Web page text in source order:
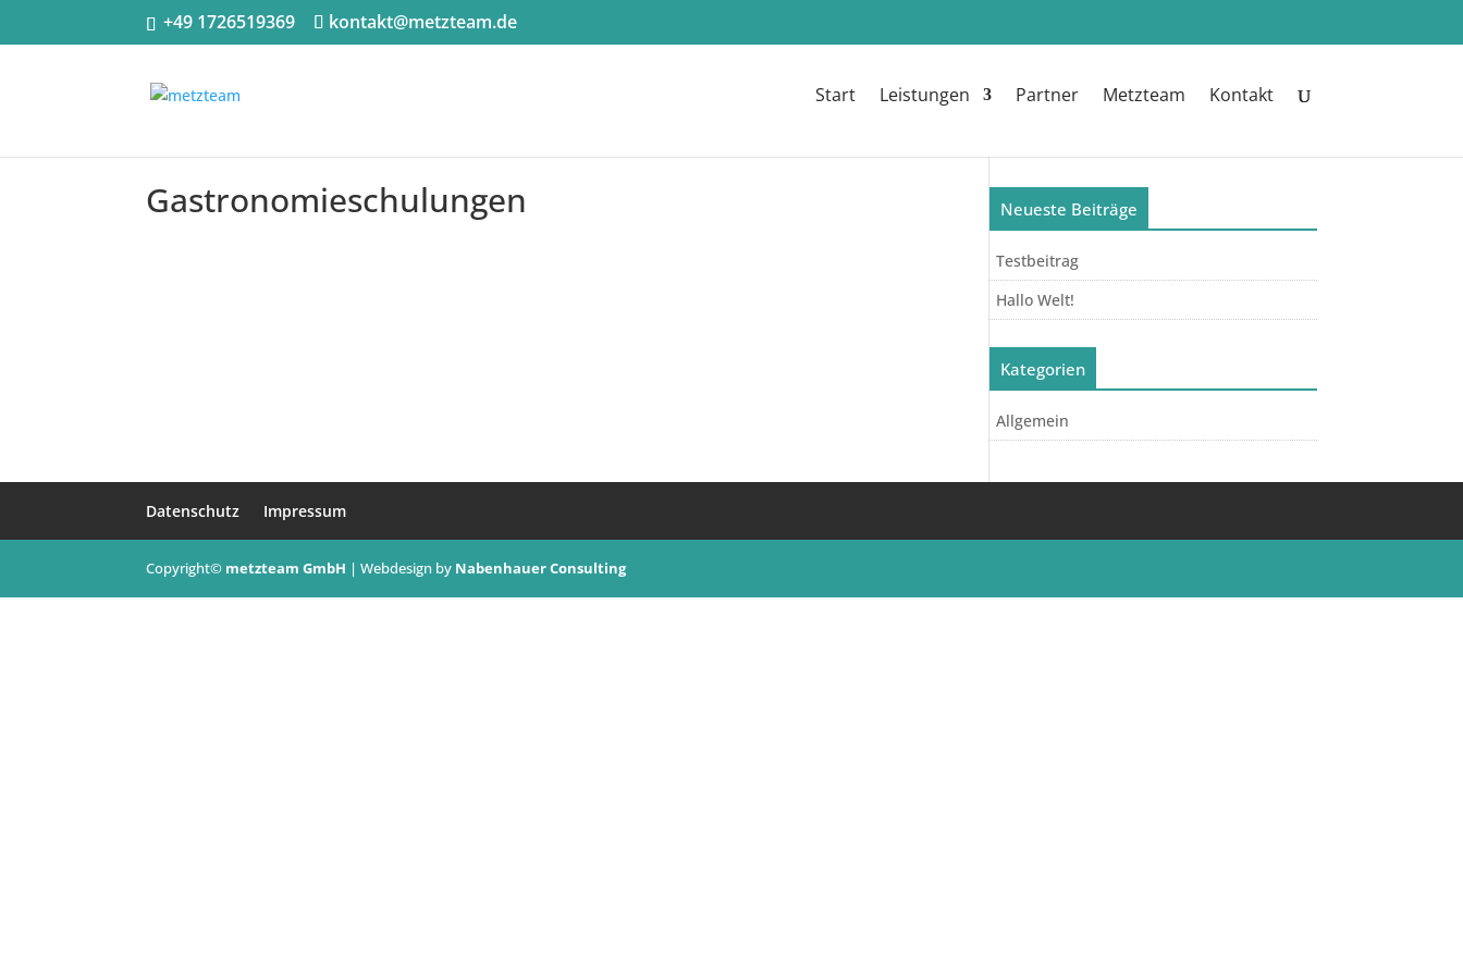
+49 1726519369 kontakt@metzteam.de
Start Leistungen Partner Metzteam Kontakt
Gastronomieschulungen Neueste Beiträge
Testbeitrag
Hallo Welt!
Kategorien
Allgemein
Datenschutz Impressum
Copyright© metzteam GmbH | Webdesign by Nabenhauer Consulting